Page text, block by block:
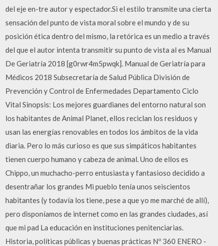
del eje en-tre autor y espectador.Si el estilo transmite una cierta
sensación del punto de vista moral sobre el mundo y de su
posición ética dentro del mismo, la retórica es un medio a través
del que el autor intenta transmitir su punto de vista al es Manual
De Geriatría 2018 [g0rwr4m5pwqk]. Manual de Geriatría para
Médicos 2018 Subsecretaría de Salud Pública División de
Prevención y Control de Enfermedades Departamento Ciclo
Vital Sinopsis: Los mejores guardianes del entorno natural son
los habitantes de Animal Planet, ellos reciclan los residuos y
usan las energías renovables en todos los ámbitos de la vida
diaria. Pero lo más curioso es que sus simpáticos habitantes
tienen cuerpo humano y cabeza de animal. Uno de ellos es
Chippo, un muchacho-perro entusiasta y fantasioso decidido a
desentrañar los grandes Mi pueblo tenía unos seiscientos
habitantes (y todavía los tiene, pese a que yo me marché de allí),
pero disponíamos de internet como en las grandes ciudades, así
que mi pad La educación en instituciones penitenciarias.
Historia, políticas públicas y buenas prácticas Nº 360 ENERO -